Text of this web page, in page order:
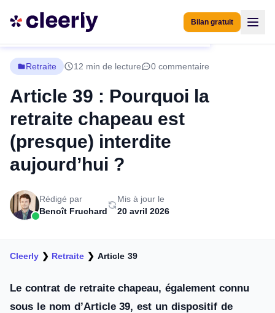
Bilan gratuit
Retraite 12 min de lecture 0 commentaire
Article 39 : Pourquoi la
retraite chapeau est
(presque) interdite
aujourd’hui ?
Rédigé par
Benoît Fruchard
Mis à jour le
20 avril 2026
Cleerly ❯ Retraite ❯ Article 39
Le contrat de retraite chapeau, également connu
sous le nom d’Article 39, est un dispositif de